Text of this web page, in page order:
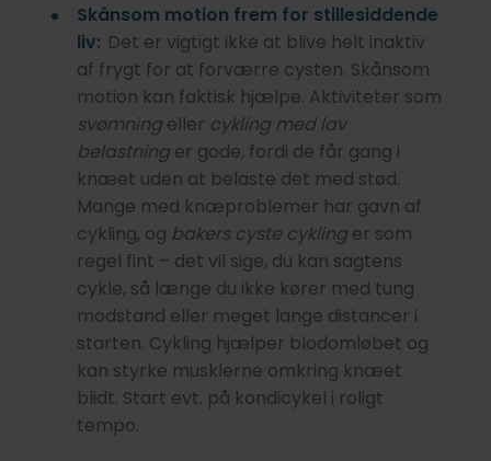
Skånsom motion frem for stillesiddende
liv: Det er vigtigt ikke at blive helt inaktiv
af frygt for at forværre cysten. Skånsom
motion kan faktisk hjælpe. Aktiviteter som
svømning eller cykling med lav
belastning er gode, fordi de får gang i
knæet uden at belaste det med stød.
Mange med knæproblemer har gavn af
cykling, og bakers cyste cykling er som
regel fint – det vil sige, du kan sagtens
cykle, så længe du ikke kører med tung
modstand eller meget lange distancer i
starten. Cykling hjælper blodomløbet og
kan styrke musklerne omkring knæet
blidt. Start evt. på kondicykel i roligt
tempo.